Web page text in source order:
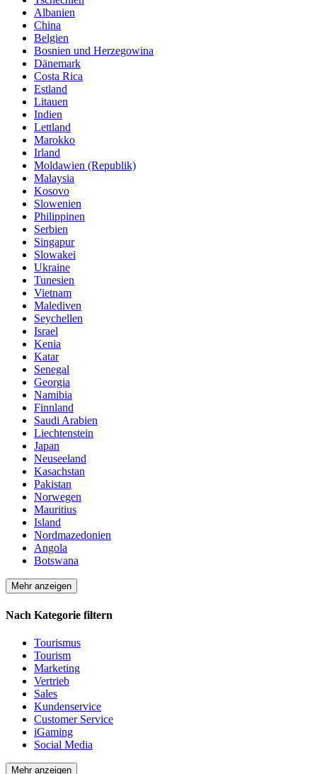
Albanien
China
Belgien
Bosnien und Herzegowina
Dänemark
Costa Rica
Estland
Litauen
Indien
Lettland
Marokko
Irland
Moldawien (Republik)
Malaysia
Kosovo
Slowenien
Philippinen
Serbien
Singapur
Slowakei
Ukraine
Tunesien
Vietnam
Malediven
Seychellen
Israel
Kenia
Katar
Senegal
Georgia
Namibia
Finnland
Saudi Arabien
Liechtenstein
Japan
Neuseeland
Kasachstan
Pakistan
Norwegen
Mauritius
Island
Nordmazedonien
Angola
Botswana
Mehr anzeigen
Nach Kategorie filtern
Tourismus
Tourism
Marketing
Vertrieb
Sales
Kundenservice
Customer Service
iGaming
Social Media
Mehr anzeigen